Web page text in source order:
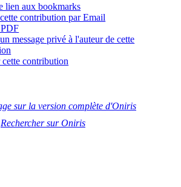
lien aux bookmarks
contribution par Email
message privé à l'auteur de cette
contribution
sur la version complète d'Oniris
Rechercher sur Oniris